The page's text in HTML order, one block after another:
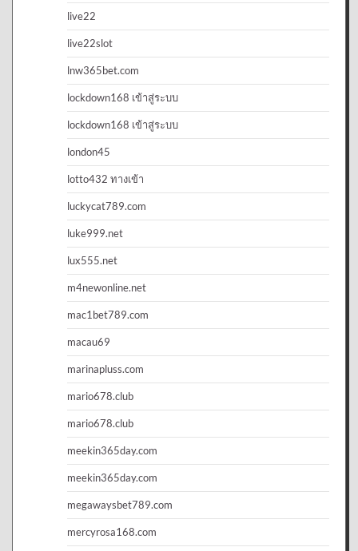
live22
live22slot
lnw365bet.com
lockdown168 เข้าสู่ระบบ
lockdown168 เข้าสู่ระบบ
london45
lotto432 ทางเข้า
luckycat789.com
luke999.net
lux555.net
m4newonline.net
mac1bet789.com
macau69
marinapluss.com
mario678.club
mario678.club
meekin365day.com
meekin365day.com
megawaysbet789.com
mercyrosa168.com